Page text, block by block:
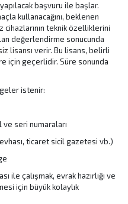
başvuru ile başlar.
kullanacağını, beklenen
cihazlarının teknik özelliklerini
değerlendirme sonucunda
lisansı verir. Bu lisans, belirli
için geçerlidir. Süre sonunda
istenir:
ve seri numaraları
ticaret sicil gazetesi vb.)
ile çalışmak, evrak hazırlığı ve
için büyük kolaylık